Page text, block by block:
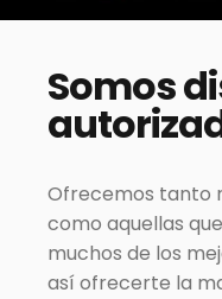
Somos
Ofrecemos tanto
como aquellas
muchos de los
así ofrecerte la